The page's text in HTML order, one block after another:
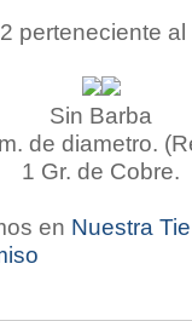
perteneciente al
Sin Barba
de diametro.
1 Gr. de Cobre.
en Nuestra